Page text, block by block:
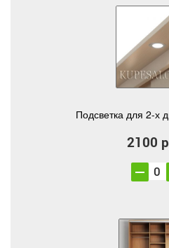
Подсветка для 2-х
2100